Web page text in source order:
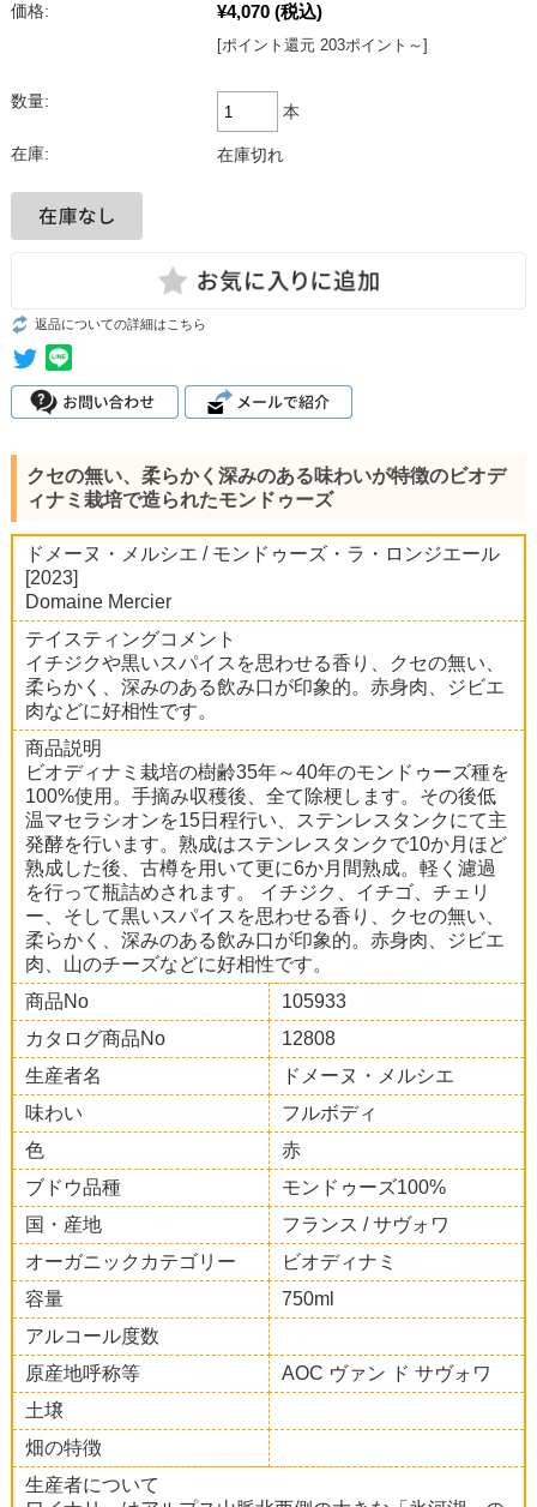
価格: ¥4,070 (税込)
[ポイント還元 203ポイント～]
数量:
本
在庫: 在庫切れ
返品についての詳細はこちら
クセの無い、柔らかく深みのある味わいが特徴のビオデ
ィナミ栽培で造られたモンドゥーズ
ドメーヌ・メルシエ / モンドゥーズ・ラ・ロンジエール
[2023]
Domaine Mercier
テイスティングコメント
イチジクや黒いスパイスを思わせる香り、クセの無い、
柔らかく、深みのある飲み口が印象的。赤身肉、ジビエ
肉などに好相性です。
商品説明
ビオディナミ栽培の樹齢35年～40年のモンドゥーズ種を
100%使用。手摘み収穫後、全て除梗します。その後低
温マセラシオンを15日程行い、ステンレスタンクにて主
発酵を行います。熟成はステンレスタンクで10か月ほど
熟成した後、古樽を用いて更に6か月間熟成。軽く濾過
を行って瓶詰めされます。 イチジク、イチゴ、チェリ
ー、そして黒いスパイスを思わせる香り、クセの無い、
柔らかく、深みのある飲み口が印象的。赤身肉、ジビエ
肉、山のチーズなどに好相性です。
商品No
105933
カタログ商品No
12808
生産者名
ドメーヌ・メルシエ
味わい
フルボディ
色
赤
ブドウ品種
モンドゥーズ100%
国・産地
フランス / サヴォワ
オーガニックカテゴリー
ビオディナミ
容量
750ml
アルコール度数
原産地呼称等
AOC ヴァン ド サヴォワ
土壌
畑の特徴
生産者について